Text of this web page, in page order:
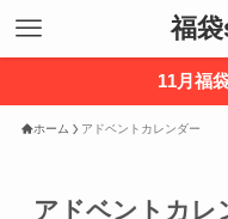
福
11月福
ホーム アドベントカレンダー
アドベントカレ